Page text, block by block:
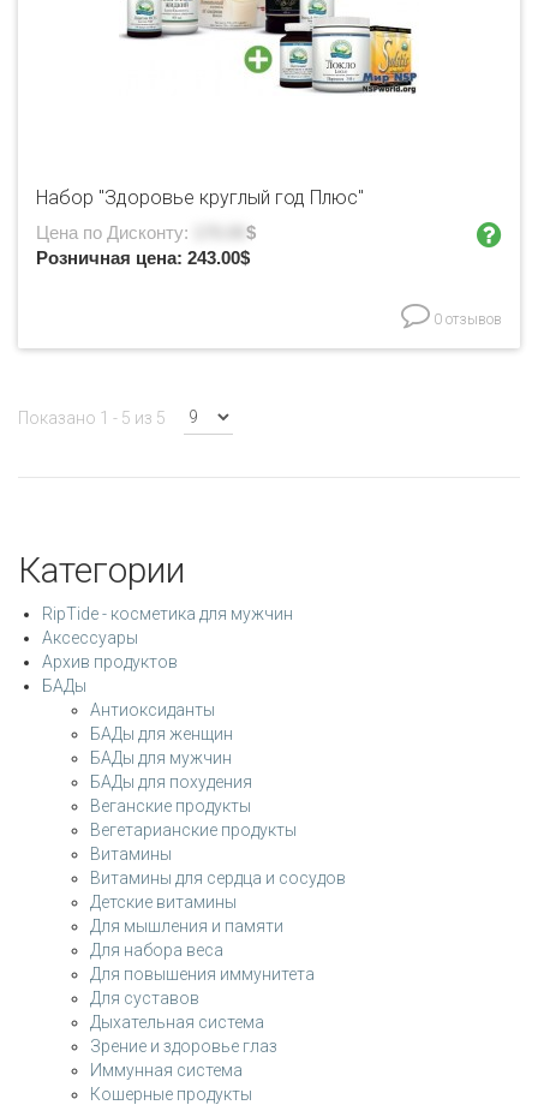
Набор "Здоровье круглый год Плюс"
Цена по Дисконту:
$
Розничная цена: 243.00$
0 отзывов
Показано 1 - 5 из 5
Категории
RipTide - косметика для мужчин
Аксессуары
Архив продуктов
БАДы
Антиоксиданты
БАДы для женщин
БАДы для мужчин
БАДы для похудения
Веганские продукты
Вегетарианские продукты
Витамины
Витамины для сердца и сосудов
Детские витамины
Для мышления и памяти
Для набора веса
Для повышения иммунитета
Для суставов
Дыхательная система
Зрение и здоровье глаз
Иммунная система
Кошерные продукты